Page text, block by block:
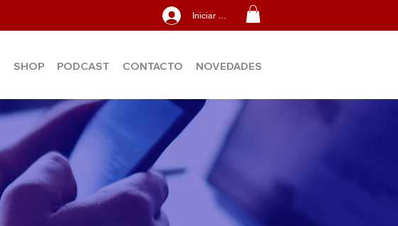
Iniciar sesión
SHOP PODCAST CONTACTO NOVEDADES